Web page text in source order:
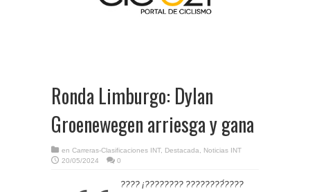
Ronda Limburgo: Dylan
Groenewegen arriesga y gana
en Carreras-Clasificaciones INT, Destacada
Noticias INT
20/05/2024
0
???? ¡???????? ????????́????